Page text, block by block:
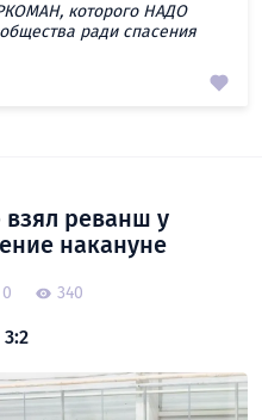
которого НАДО
ради спасения
реванш у
накануне
0 340